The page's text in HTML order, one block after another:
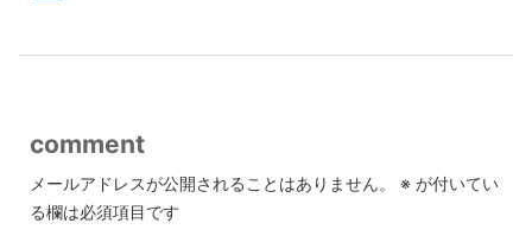
comment
メールアドレスが公開されることはありません。 ※ が付いてい
る欄は必須項目です